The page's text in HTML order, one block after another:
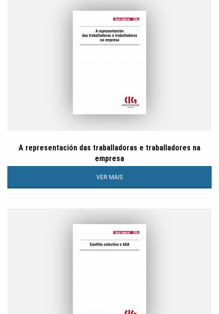
A representación das traballadoras e traballadores na
empresa
VER MÁIS